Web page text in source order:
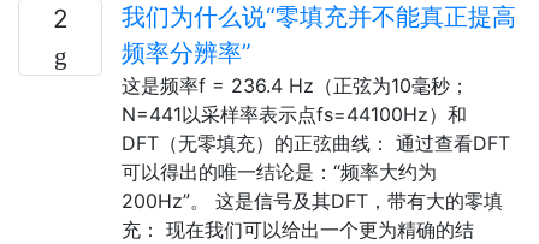
2
我们为什么说“零填充并不能真正提高
频率分辨率”
这是频率f = 236.4 Hz（正弦为10毫秒；
N=441以采样率表示点fs=44100Hz）和
DFT（无零填充）的正弦曲线： 通过查看DFT
可以得出的唯一结论是：“频率大约为
200Hz”。 这是信号及其DFT，带有大的零填
充： 现在我们可以给出一个更为精确的结